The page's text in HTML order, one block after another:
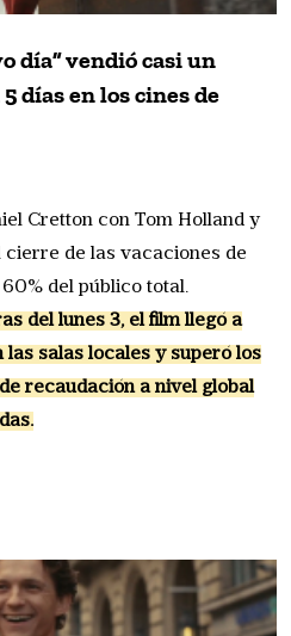
día” vendió casi un
días en los cines de
Cretton con Tom Holland y
de las vacaciones de
del público total.
del lunes 3, el film llegó a
las salas locales y superó los
recaudación a nivel global